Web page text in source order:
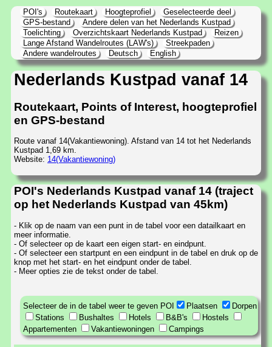
POI's Routekaart Hoogteprofiel
Geselecteerde deel
GPS-bestand
Andere delen van het Nederlands Kustpad
Toelichting
Overzichtskaart Nederlands Kustpad
Reizen
Lange Afstand Wandelroutes (LAW's)
Streekpaden
Andere wandelroutes
Deutsch English
Nederlands Kustpad vanaf 14
Routekaart, Points of Interest, hoogteprofiel
en GPS-bestand
Route vanaf 14(Vakantiewoning). Afstand van 14 tot het Nederlands
Kustpad 1,69 km.
Website: 14(Vakantiewoning)
POI's Nederlands Kustpad vanaf 14 (traject
op het Nederlands Kustpad van 45km)
- Klik op de naam van een punt in de tabel voor een datailkaart en
meer informatie.
- Of selecteer op de kaart een eigen start- en eindpunt.
- Of selecteer een startpunt en een eindpunt in de tabel en druk op de
knop met het start- en het eindpunt onder de tabel.
- Meer opties zie de tekst onder de tabel.
Selecteer de in de tabel weer te geven POI Plaatsen
Dorpen
Stations
Bushaltes Hotels B&B's
Hostels
Appartementen
Vakantiewoningen Campings